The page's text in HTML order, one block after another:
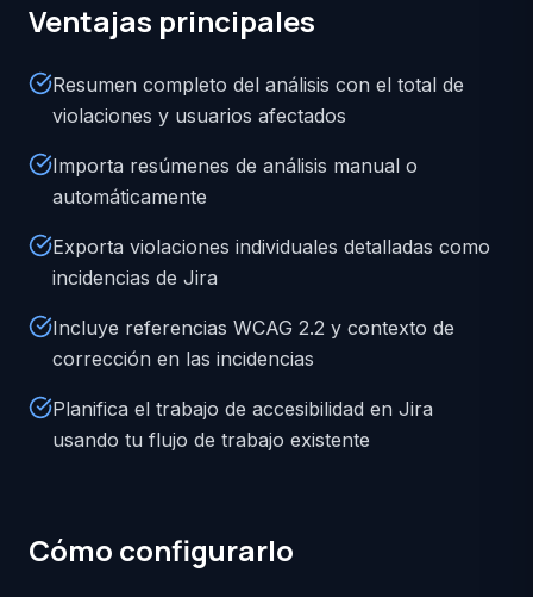
Ventajas principales
Resumen completo del análisis con el total de
violaciones y usuarios afectados
Importa resúmenes de análisis manual o
automáticamente
Exporta violaciones individuales detalladas como
incidencias de Jira
Incluye referencias WCAG 2.2 y contexto de
corrección en las incidencias
Planifica el trabajo de accesibilidad en Jira
usando tu flujo de trabajo existente
Cómo configurarlo